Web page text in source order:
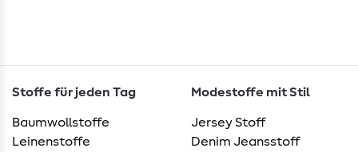
Stoffe für jeden Tag
Baumwollstoffe
Leinenstoffe
Modestoffe mit Stil
Jersey Stoff
Denim Jeansstoff